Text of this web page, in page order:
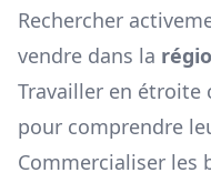
Rechercher
vendre dans la
Travailler en étroite
pour comprendre
Commercialiser les